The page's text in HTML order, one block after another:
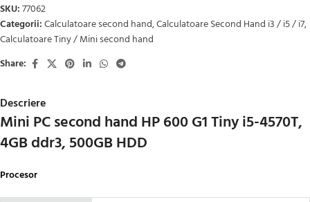
SKU:77062
Categorii:Calculatoare second hand,Calculatoare Second Hand i3 / i5 / i7,
Calculatoare Tiny / Mini second hand
Share:
Descriere
Mini PC second hand HP 600 G1 Tiny i5-4570T,
4GB ddr3, 500GB HDD
Procesor